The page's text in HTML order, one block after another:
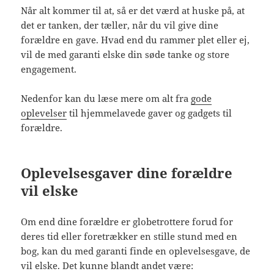
Når alt kommer til at, så er det værd at huske på, at
det er tanken, der tæller, når du vil give dine
forældre en gave. Hvad end du rammer plet eller ej,
vil de med garanti elske din søde tanke og store
engagement.
Nedenfor kan du læse mere om alt fra gode
oplevelser til hjemmelavede gaver og gadgets til
forældre.
Oplevelsesgaver dine forældre
vil elske
Om end dine forældre er globetrottere forud for
deres tid eller foretrækker en stille stund med en
bog, kan du med garanti finde en oplevelsesgave, de
vil elske. Det kunne blandt andet være: